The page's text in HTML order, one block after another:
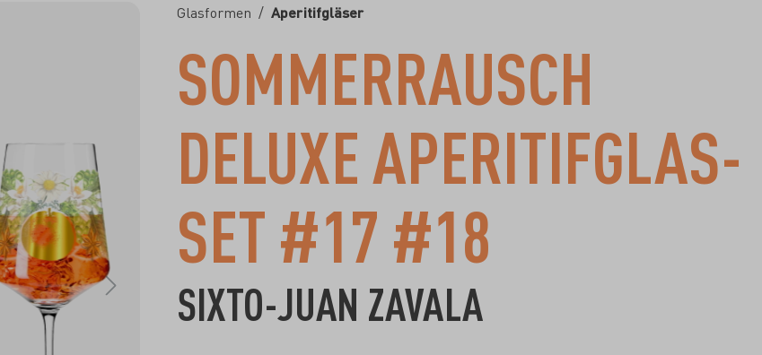
-23%
Glasformen / Aperitifgläser
SOMMERRAUSCH
DELUXE APERITIFGLAS-
SET #17 #18
SIXTO-JUAN ZAVALA